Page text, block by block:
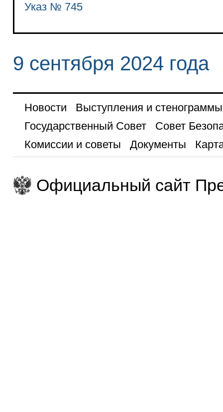
Указ № 745
9 сентября 2024 года
Новости
Выступления и стенограммы
Государственный Совет
Совет
Комиссии и советы
Документы
Официальный сайт